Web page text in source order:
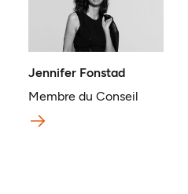
Jennifer Fonstad
Membre du Conseil